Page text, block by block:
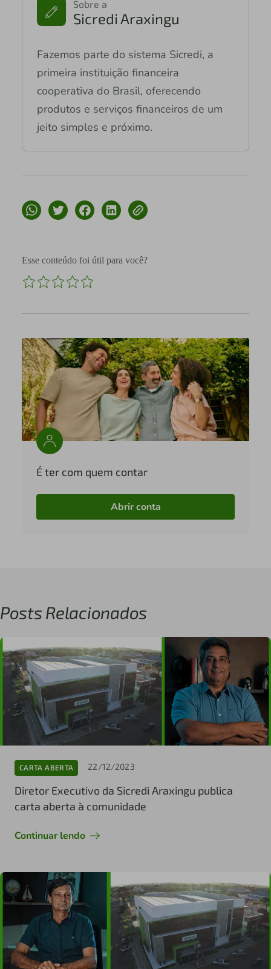
Sobre a
Sicredi Araxingu
Fazemos parte do sistema Sicredi, a
primeira instituição financeira
cooperativa do Brasil, oferecendo
produtos e serviços financeiros de um
jeito simples e próximo.
Esse conteúdo foi útil para você?
É ter com quem contar
Abrir conta
Posts Relacionados
CARTA ABERTA 22/12/2023
Diretor Executivo da Sicredi Araxingu publica
carta aberta à comunidade
Continuar lendo